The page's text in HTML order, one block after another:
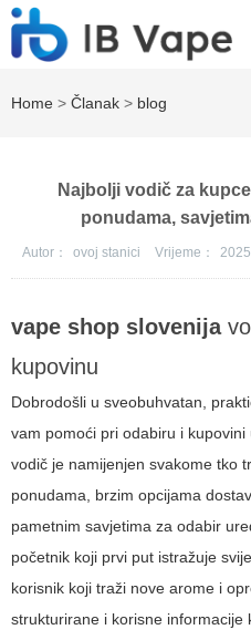
Home > Članak > blog
Najbolji vodič za
ponudama,
Autor： ovoj stanici Vrijeme：
vape shop slovenija
kupovinu
Dobrodošli u sveobuhvatan,
vam pomoći pri odabiru i kupovini
vodič je namijenjen svakome tko
ponudama, brzim opcijama
pametnim savjetima za odabir
početnik koji prvi put istražuje
korisnik koji traži nove arome i
strukturirane i korisne informacije